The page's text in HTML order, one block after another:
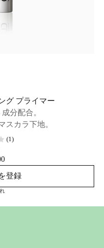
グ プライマー
分配合。
スカラ下地。
(1)
登録